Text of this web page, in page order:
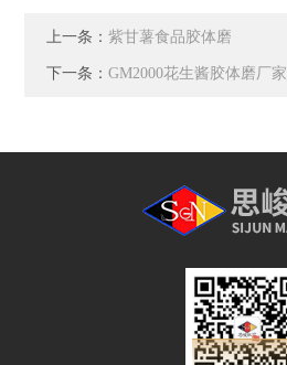
上一条：紫甘薯食品胶体磨
下一条：GM2000花生酱胶体磨厂家